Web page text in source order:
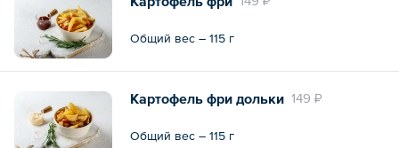
Общий вес – 115 г
149 ₽
Картофель фри дольки
Общий вес – 115 г